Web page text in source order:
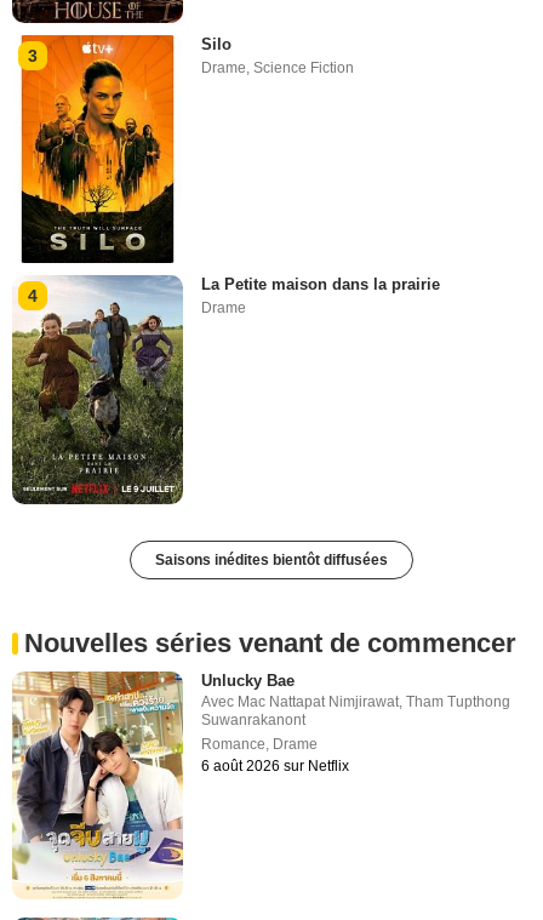
3
Silo
Drame,Science Fiction
4
La Petite maison dans la prairie
Drame
Saisons inédites bientôt diffusées
Nouvelles séries venant de commencer
Unlucky Bae
Avec Mac Nattapat Nimjirawat ,Tham Tupthong
Suwanrakanont
Romance Drame
6 août 2026 sur Netflix